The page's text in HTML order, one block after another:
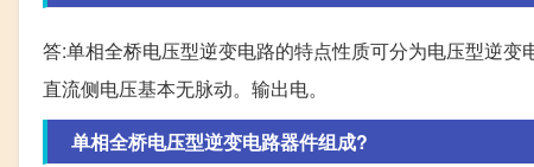
答:单相全桥电压型逆变电路的特点性质可分为电压型逆
直流侧电压基本无脉动。输出电。
单相全桥电压型逆变电路器件组成?